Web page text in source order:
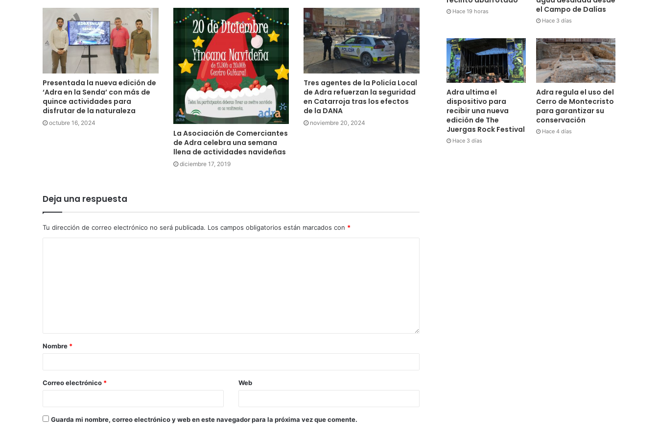
Presentada la nueva edición de
‘Adra en la Senda’ con más de
quince actividades para
disfrutar de la naturaleza
octubre 16, 2024
La Asociación de Comerciantes
de Adra celebra una semana
llena de actividades navideñas
diciembre 17, 2019
Tres agentes de la Policía Local
de Adra refuerzan la seguridad
en Catarroja tras los efectos
de la DANA
noviembre 20, 2024
Deja una respuesta
Tu dirección de correo electrónico no será publicada. Los campos obligatorios están marcados con *
Nombre *
Correo electrónico * Web
Guarda mi nombre, correo electrónico y web en este navegador para la próxima vez que comente.
Hace 19 horas
el Campo de Dalías
Hace 3 días
Adra ultima el
dispositivo para
recibir una nueva
edición de The
Juergas Rock Festival
Hace 3 días
Adra regula el uso del
Cerro de Montecristo
para garantizar su
conservación
Hace 4 días